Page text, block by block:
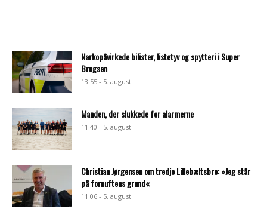
Narkopåvirkede bilister, listetyv og spytteri i Super
Brugsen
13:55 - 5. august
Manden, der slukkede for alarmerne
11:40 - 5. august
Christian Jørgensen om tredje Lillebæltsbro: »Jeg står
på fornuftens grund«
11:06 - 5. august